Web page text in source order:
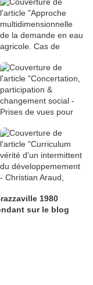
1980
sur le blog